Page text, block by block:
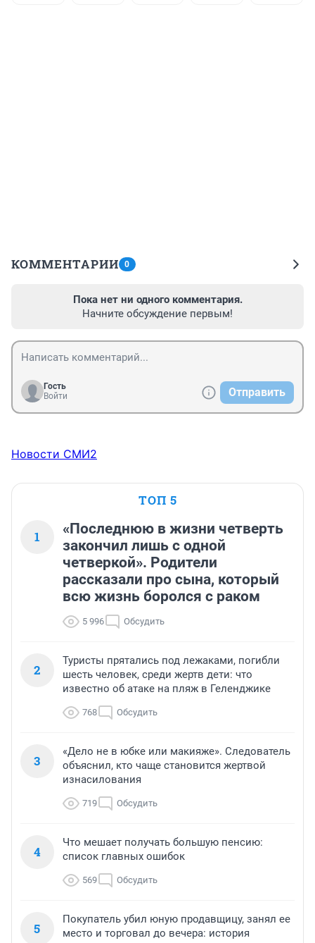
КОММЕНТАРИИ 0
Пока нет ни одного комментария.
Начните обсуждение первым!
Гость
Войти
Отправить
Новости СМИ2
ТОП 5
1
«Последнюю в жизни четверть
закончил лишь с одной
четверкой». Родители
рассказали про сына, который
всю жизнь боролся с раком
5 996 Обсудить
2
Туристы прятались под лежаками, погибли
шесть человек, среди жертв дети: что
известно об атаке на пляж в Геленджике
768 Обсудить
3
«Дело не в юбке или макияже». Следователь
объяснил, кто чаще становится жертвой
изнасилования
719 Обсудить
4
Что мешает получать большую пенсию:
список главных ошибок
569 Обсудить
5
Покупатель убил юную продавщицу, занял ее
место и торговал до вечера: история